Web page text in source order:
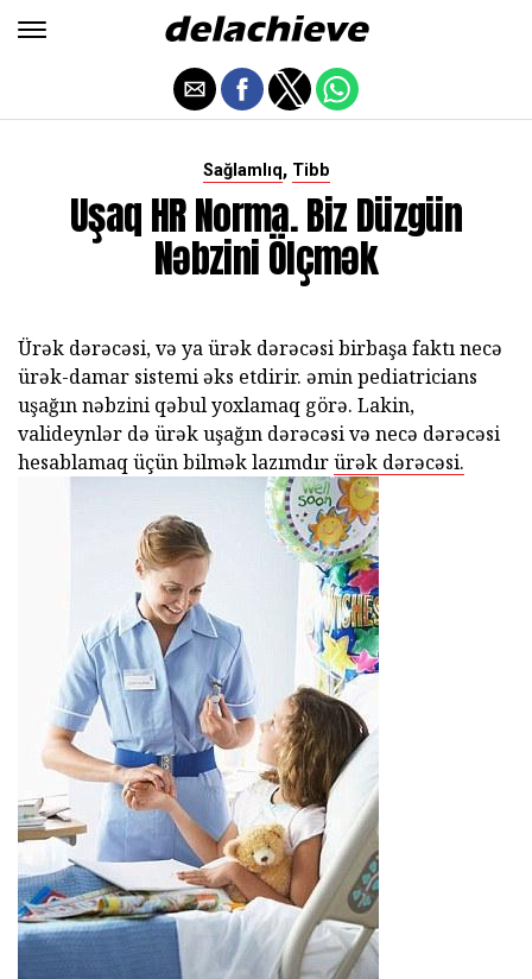
Sağlamlıq, Tibb
Uşaq HR Norma. Biz Düzgün
Nəbzini Ölçmək
Ürək dərəcəsi, və ya ürək dərəcəsi birbaşa faktı necə
ürək-damar sistemi əks etdirir. əmin pediatricians
uşağın nəbzini qəbul yoxlamaq görə. Lakin,
valideynlər də ürək uşağın dərəcəsi və necə dərəcəsi
hesablamaq üçün bilmək lazımdırürək dərəcəsi.